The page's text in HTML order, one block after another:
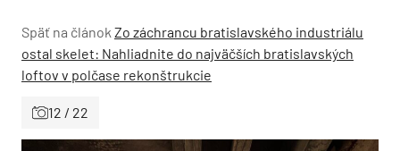
Späť na článok Zo záchrancu bratislavského industriálu
ostal skelet: Nahliadnite do najväčších bratislavských
loftov v polčase rekonštrukcie
12 / 22